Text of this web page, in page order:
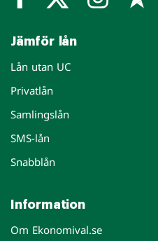
Jämför lån
Lån utan UC
Privatlån
Samlingslån
SMS-lån
Snabblån
Information
Om Ekonomival.se